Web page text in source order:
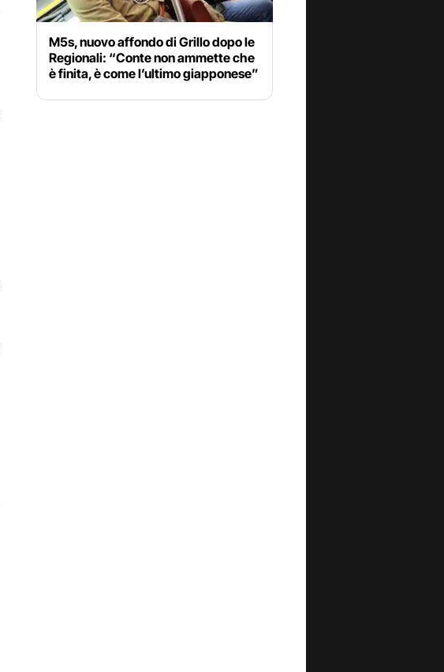
M5s, nuovo affondo di Grillo dopo le
Regionali: “Conte non ammette che
è finita, è come l’ultimo giapponese”